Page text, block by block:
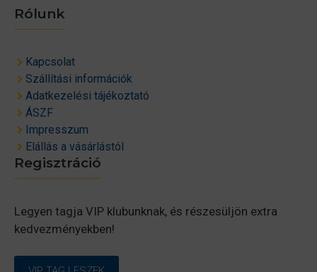
Rólunk
Kapcsolat
Szállítási információk
Adatkezelési tájékoztató
ÁSZF
Impresszum
Elállás a vásárlástól
Regisztráció
Legyen tagja VIP klubunknak, és részesüljön extra
kedvezményekben!